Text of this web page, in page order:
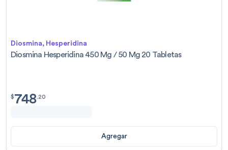
Diosmina, Hesperidina
Diosmina Hesperidina 450 Mg / 50 Mg 20 Tabletas
$748.20
$748.20
Agregar